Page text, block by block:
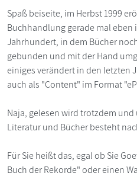
Spaß beiseite, im Herbst 1999
Buchhandlung gerade mal eben
Jahrhundert, in dem Bücher
gebunden und mit der Hand
einiges verändert in den letzten
auch als "Content" im Format
Naja, gelesen wird trotzdem
Literatur und Bücher besteht
Für Sie heißt das, egal ob Sie
Buch der Rekorde" oder einen